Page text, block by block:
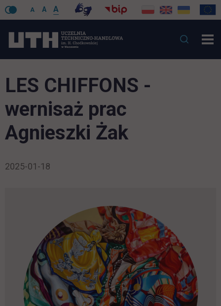
A A A
LES CHIFFONS -
wernisaż prac
Agnieszki Żak
2025-01-18